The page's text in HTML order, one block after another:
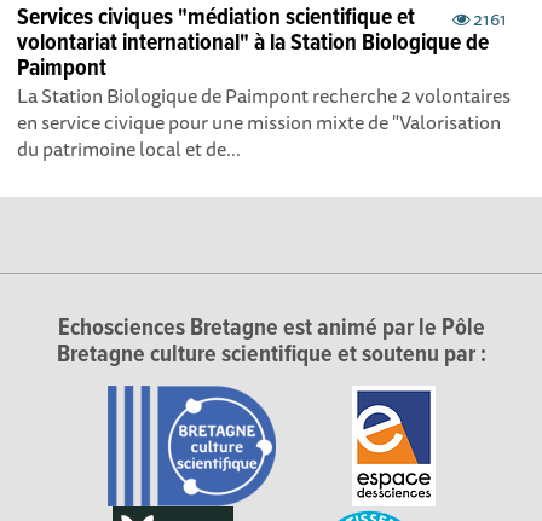
2161
Services civiques "médiation scientifique et
volontariat international" à la Station Biologique de
Paimpont
La Station Biologique de Paimpont recherche 2 volontaires
en service civique pour une mission mixte de "Valorisation
du patrimoine local et de...
Echosciences Bretagne est animé par le Pôle
Bretagne culture scientifique et soutenu par :